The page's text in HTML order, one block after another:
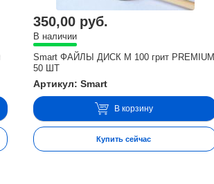
350,00 руб.
В наличии
Smart ФАЙЛЫ ДИСК М 100 грит PREMIUM
50 ШТ
Артикул: Smart
В корзину
Купить сейчас